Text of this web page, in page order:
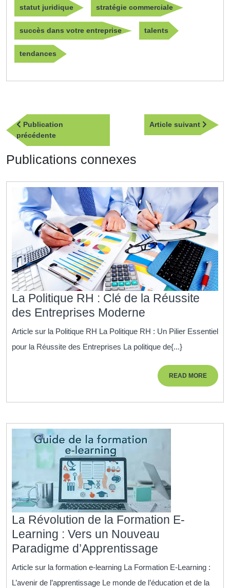
statut juridique stratégie commerciale
succès dans votre entreprise talents
tendances
Navigation
de
l’article
Publication
précédentePublication
précédente
Article suivant
Article
Publications connexes
La Politique RH : Clé de la Réussite
des Entreprises Moderne
Politique
RH
Clé
la
des
Entreprises
Article sur la Politique RH La Politique RH : Un Pilier Essentiel
pour la Réussite des Entreprises La politique de{...}
READ MOREREAD
MORE
La Révolution de la Formation E-
Learning : Vers un Nouveau
Paradigme d’Apprentissage
Révolution
de
Article sur la formation e-learning La Formation E-Learning :
L’avenir de l’apprentissage Le monde de l’éducation et de la